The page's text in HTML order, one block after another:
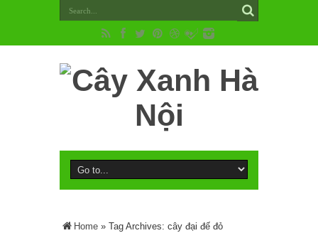
Home » Tag Archives: cây đại đế đỏ